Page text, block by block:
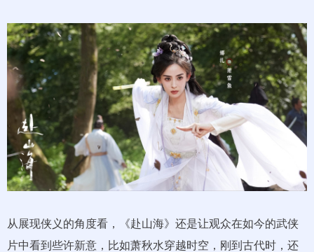
从展现侠义的角度看，《赴山海》还是让观众在如今的武侠
片中看到些许新意，比如萧秋水穿越时空，刚到古代时，还